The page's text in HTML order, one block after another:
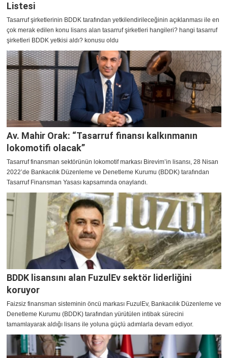
Listesi
Tasarruf şirketlerinin BDDK tarafından yetkilendirileceğinin açıklanması ile en
çok merak edilen konu lisans alan tasarruf şirketleri hangileri? hangi tasarruf
şirketleri BDDK yetkisi aldı? konusu oldu
Av. Mahir Orak: “Tasarruf finansı kalkınmanın
lokomotifi olacak”
Tasarruf finansman sektörünün lokomotif markası Birevim’in lisansı, 28 Nisan
2022’de Bankacılık Düzenleme ve Denetleme Kurumu (BDDK) tarafından
Tasarruf Finansman Yasası kapsamında onaylandı.
BDDK lisansını alan FuzulEv sektör liderliğini
koruyor
Faizsiz finansman sisteminin öncü markası FuzulEv, Bankacılık Düzenleme ve
Denetleme Kurumu (BDDK) tarafından yürütülen intibak sürecini
tamamlayarak aldığı lisans ile yoluna güçlü adımlarla devam ediyor.